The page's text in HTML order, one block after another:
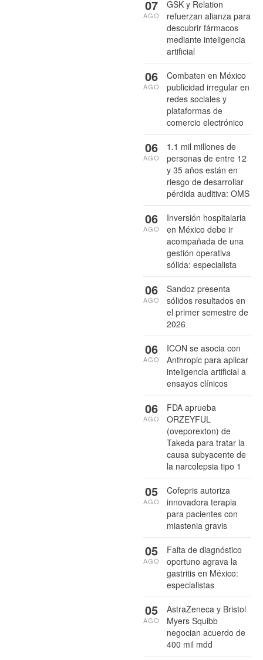
GSK y Relation
refuerzan alianza para
descubrir fármacos
mediante inteligencia
artificial
07
AGO
Combaten en México
publicidad irregular en
redes sociales y
plataformas de
comercio electrónico
06
AGO
1.1 mil millones de
personas de entre 12
y 35 años están en
riesgo de desarrollar
pérdida auditiva: OMS
06
AGO
Inversión hospitalaria
en México debe ir
acompañada de una
gestión operativa
sólida: especialista
06
AGO
Sandoz presenta
sólidos resultados en
el primer semestre de
2026
06
AGO
ICON se asocia con
Anthropic para aplicar
inteligencia artificial a
ensayos clínicos
06
AGO
FDA aprueba
ORZEYFUL
(oveporexton) de
Takeda para tratar la
causa subyacente de
la narcolepsia tipo 1
06
AGO
Cofepris autoriza
innovadora terapia
para pacientes con
miastenia gravis
05
AGO
Falta de diagnóstico
oportuno agrava la
gastritis en México:
especialistas
05
AGO
AstraZeneca y Bristol
Myers Squibb
negocian acuerdo de
400 mil mdd
05
AGO